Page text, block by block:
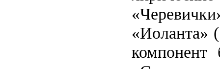
«Иоланта»
компонент